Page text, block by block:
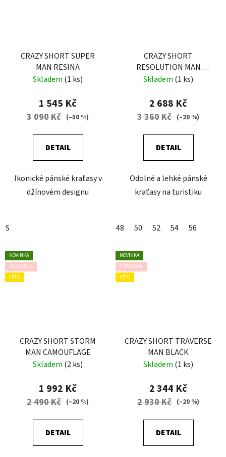
CRAZY SHORT SUPER
MAN RESINA
Skladem (1 ks)
1 545 Kč
3 090 Kč (–50 %)
DETAIL
Ikonické pánské kraťasy v
džínovém designu
S
CRAZY SHORT
RESOLUTION MAN
BLACK
Skladem (1 ks)
2 688 Kč
3 360 Kč (–20 %)
DETAIL
Odolné a lehké pánské
kraťasy na turistiku
48 50 52 54 56
NOVINKA
SLEVA 20 %
LÉTO
CRAZY SHORT STORM
MAN CAMOUFLAGE
Skladem (2 ks)
1 992 Kč
2 490 Kč (–20 %)
DETAIL
NOVINKA
SLEVA 20 %
LÉTO
CRAZY SHORT TRAVERSE
MAN BLACK
Skladem (1 ks)
2 344 Kč
2 930 Kč (–20 %)
DETAIL